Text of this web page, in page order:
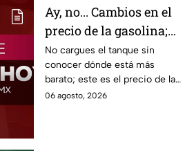
Ay, no... Cambios en el
precio de la gasolina;
así quedó HOY
No cargues el tanque sin
conocer dónde está más
barato; este es el precio de la
gasolina para hoy jueves 6 de
06 agosto, 2026